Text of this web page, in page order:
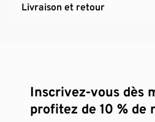
Livraison et retour
Inscrivez-vous dès
profitez de 10 % de